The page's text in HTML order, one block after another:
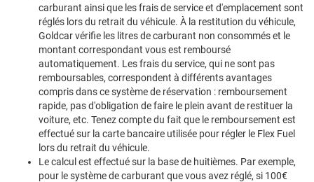
carburant ainsi que les frais de service et d'emplacement sont
réglés lors du retrait du véhicule. À la restitution du véhicule,
Goldcar vérifie les litres de carburant non consommés et le
montant correspondant vous est remboursé
automatiquement. Les frais du service, qui ne sont pas
remboursables, correspondent à différents avantages
compris dans ce système de réservation : remboursement
rapide, pas d'obligation de faire le plein avant de restituer la
voiture, etc. Tenez compte du fait que le remboursement est
effectué sur la carte bancaire utilisée pour régler le Flex Fuel
lors du retrait du véhicule.
Le calcul est effectué sur la base de huitièmes. Par exemple,
pour le système de carburant que vous avez réglé, si 100€